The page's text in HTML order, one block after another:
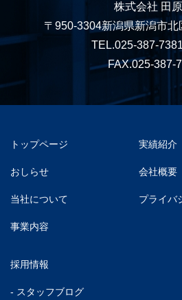
株式会社 田
〒950-3304新潟県新潟市
TEL.025-387-7381
FAX.025-387-
トップページ
おしらせ
当社について
事業内容
実績紹介
会社概要
プライバ
採用情報
- スタッフブログ